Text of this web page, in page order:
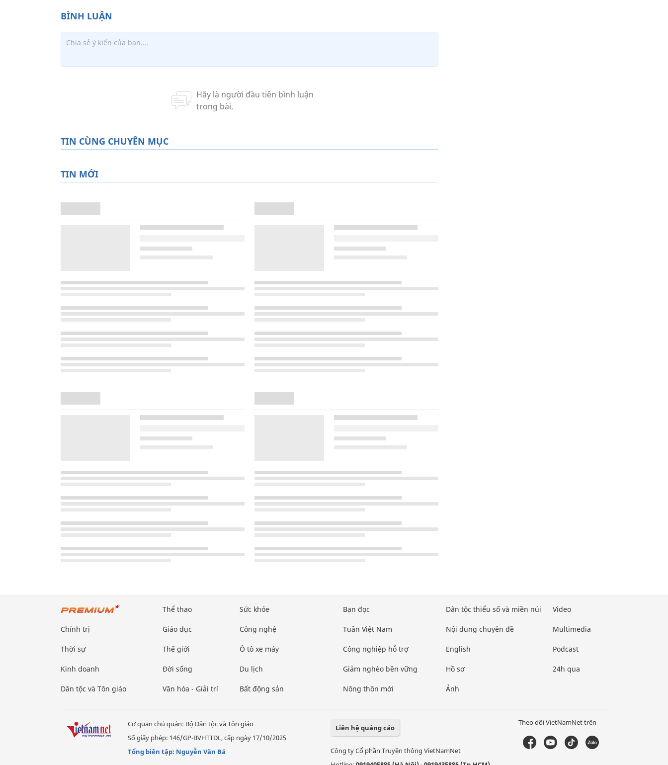
TIN CÙNG CHUYÊN MỤC
TIN MỚI
Chính trị
Thời sự
Kinh doanh
Dân tộc và Tôn giáo
Thể thao
Giáo dục
Thế giới
Đời sống
Văn hóa - Giải trí
Sức khỏe
Công nghệ
Ô tô xe máy
Du lịch
Bất động sản
Bạn đọc
Tuần Việt Nam
Công nghiệp hỗ trợ
Giảm nghèo bền vững
Nông thôn mới
Dân tộc thiểu số và miền núi
Nội dung chuyên đề
English
Hồ sơ
Ảnh
Video
Multimedia
Podcast
24h qua
Cơ quan chủ quản: Bộ Dân tộc và Tôn giáo
Số giấy phép: 146/GP-BVHTTDL, cấp ngày 17/10/2025
Tổng biên tập: Nguyễn Văn Bá
Liên hệ quảng cáo
Công ty Cổ phần Truyền thông VietNamNet
Theo dõi VietNamNet trên